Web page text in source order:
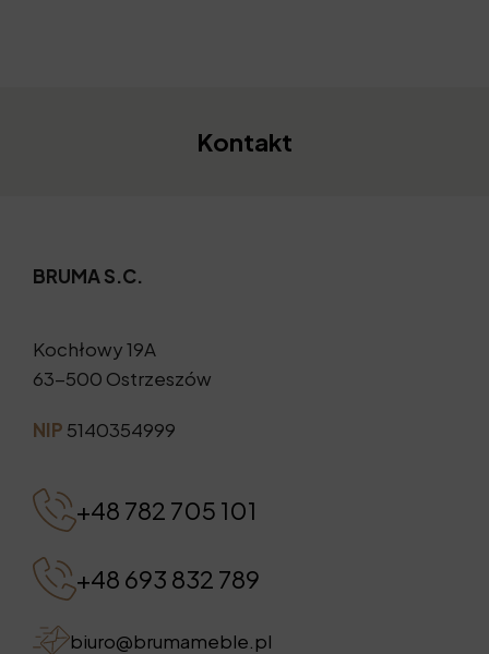
Kontakt
BRUMA S.C.
Kochłowy 19A
63-500 Ostrzeszów
NIP 5140354999
+48 782 705 101
+48 693 832 789
biuro@brumameble.pl